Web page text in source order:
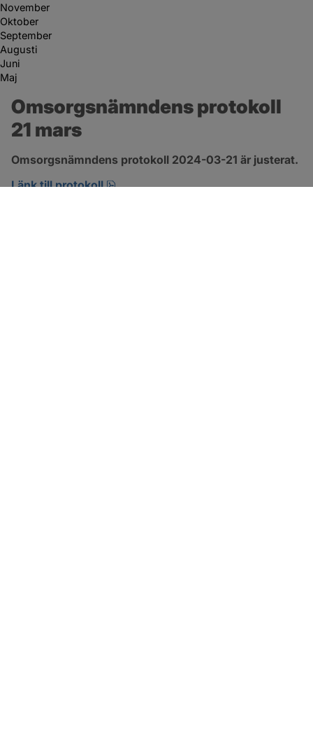
November
Oktober
September
Augusti
Juni
Maj
Omsorgsnämndens protokoll
21 mars
Omsorgsnämndens protokoll 2024-03-21 är justerat.
Länk till protokoll
pdf, 274.2 kB, öppnas i nytt fönster.